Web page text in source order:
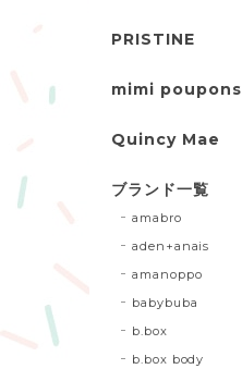
PRISTINE
mimi poupons
Quincy Mae
ブランド一覧
amabro
aden+anais
amanoppo
babybuba
b.box
b.box body